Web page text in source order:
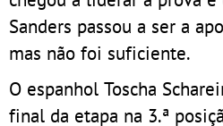
Sanders passou a ser a
mas não foi suficiente.
O espanhol Toscha
final da etapa na 3.ª